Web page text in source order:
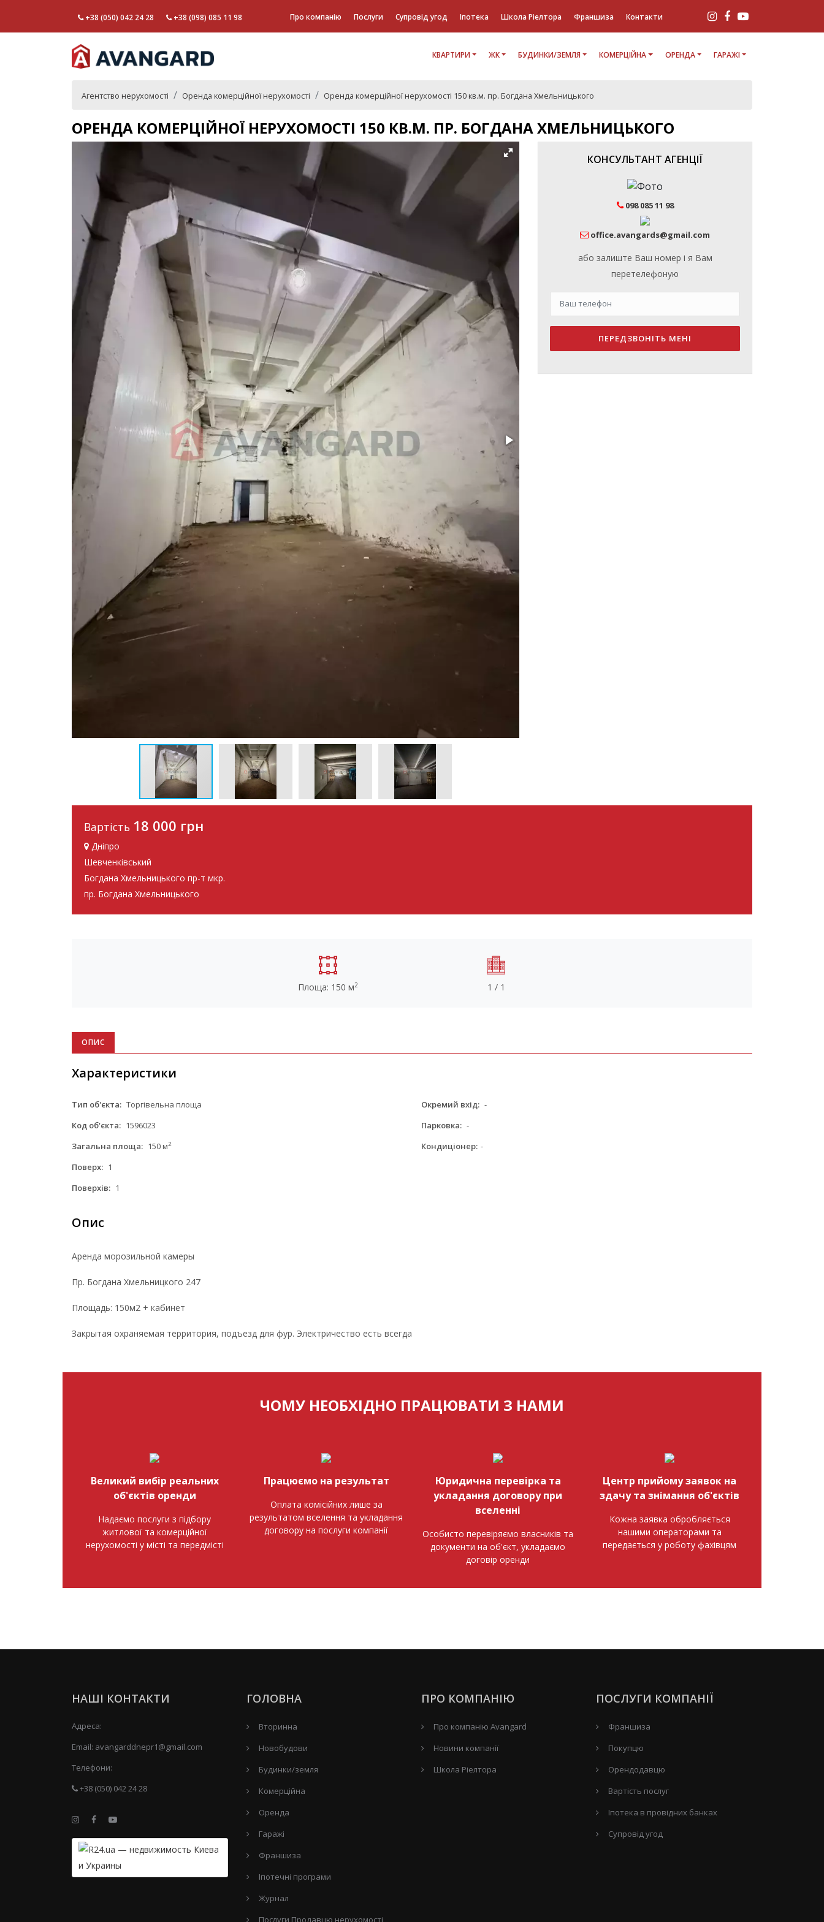
+38 (050) 042 24 28 +38 (098) 085 11 98 Про компанію Послуги Супровід угод Іпотека Школа Ріелтора Франшиза Контакти
КВАРТИРИ ЖК БУДИНКИ/ЗЕМЛЯ КОМЕРЦІЙНА ОРЕНДА ГАРАЖІ
Агентство нерухомості Оренда комерційної нерухомості Оренда комерційної нерухомості 150 кв.м. пр. Богдана Хмельницького
ОРЕНДА КОМЕРЦІЙНОЇ НЕРУХОМОСТІ 150 КВ.М. ПР. БОГДАНА ХМЕЛЬНИЦЬКОГО
КОНСУЛЬТАНТ АГЕНЦІЇ
098 085 11 98
office.avangards@gmail.com
або залиште Ваш номер і я Вам
перетелефоную
ПЕРЕДЗВОНІТЬ МЕНІ
Вартість 18 000 грн
Дніпро
Шевченківський
Богдана Хмельницького пр-т мкр.
пр. Богдана Хмельницького
Площа: 150 м2 1 / 1
ОПИС
Характеристики
Тип об'єкта: Торгівельна площа
Код об'єкта: 1596023
Загальна площа: 150 м2
Поверх: 1
Поверхів: 1
Окремий вхід: -
Парковка: -
Кондиціонер: -
Опис
Аренда морозильной камеры
Пр. Богдана Хмельницкого 247
Площадь: 150м2 + кабинет
Закрытая охраняемая территория, подъезд для фур. Электричество есть всегда
ЧОМУ НЕОБХІДНО ПРАЦЮВАТИ З НАМИ
Великий вибір реальних
об'єктів оренди
Надаємо послуги з підбору
житлової та комерційної
нерухомості у місті та передмісті
Працюємо на результат
Оплата комісійних лише за
результатом вселення та укладання
договору на послуги компанії
Юридична перевірка та
укладання договору при
вселенні
Особисто перевіряємо власників та
документи на об'єкт, укладаємо
договір оренди
Центр прийому заявок на
здачу та знімання об'єктів
Кожна заявка обробляється
нашими операторами та
передається у роботу фахівцям
НАШІ КОНТАКТИ
Адреса:
Email: avangarddnepr1@gmail.com
Телефони:
+38 (050) 042 24 28
ГОЛОВНА
Вторинна
Новобудови
Будинки/земля
Комерційна
Оренда
Гаражі
Франшиза
Іпотечні програми
Журнал
Послуги Продавцю нерухомості
ПРО КОМПАНІЮ
Про компанію Avangard
Новини компанії
Школа Ріелтора
ПОСЛУГИ КОМПАНІЇ
Франшиза
Покупцю
Орендодавцю
Вартість послуг
Іпотека в провідних банках
Супровід угод